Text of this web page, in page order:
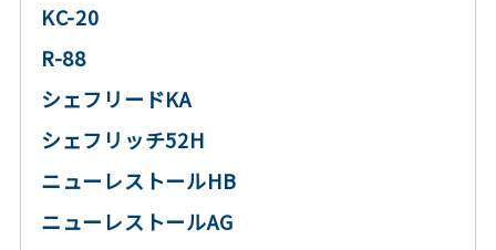
KC-20
R-88
シェフリードKA
シェフリッチ52H
ニューレストールHB
ニューレストールAG